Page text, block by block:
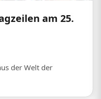
am 25.
der Welt der